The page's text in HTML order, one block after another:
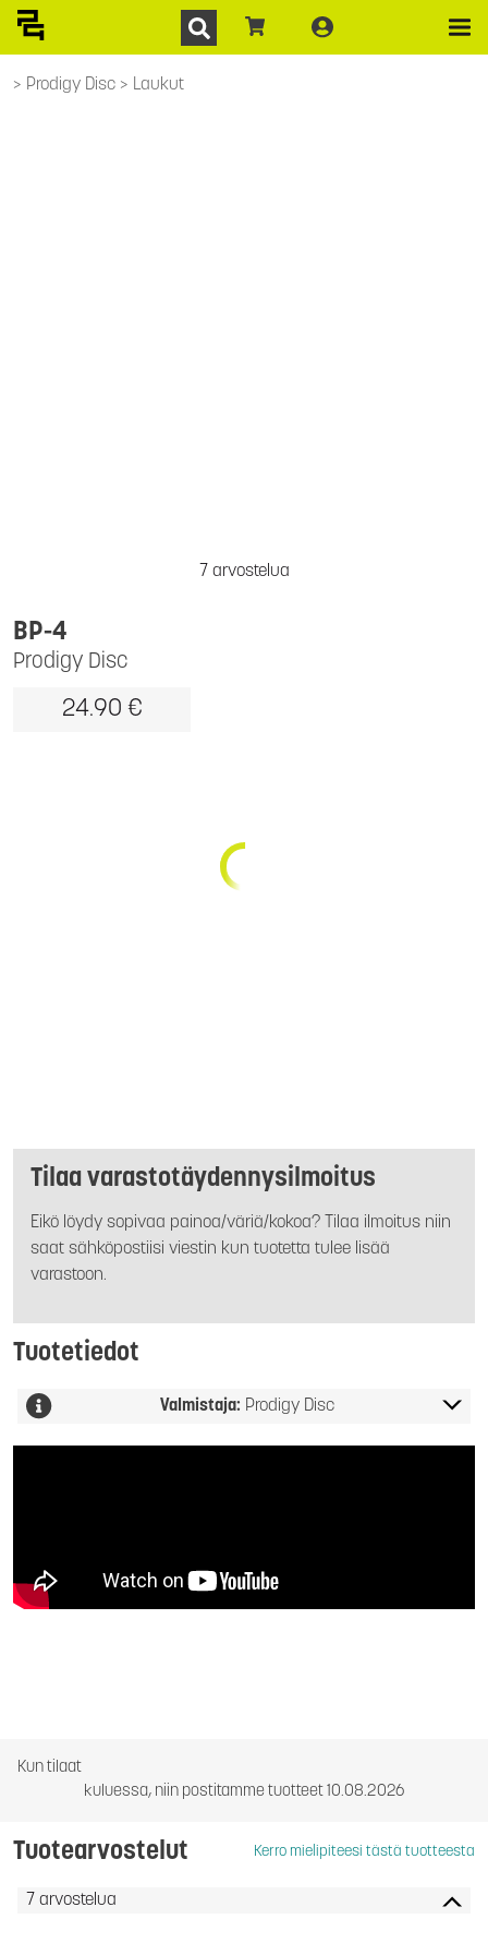
Prodigy Disc Laukut
7 arvostelua
Prodigy Disc
BP-4
24.90 €
Tilaa varastotäydennysilmoitus
Eikö löydy sopivaa painoa/väriä/kokoa? Tilaa ilmoitus niin
saat sähköpostiisi viestin kun tuotetta tulee lisää
varastoon.
Tuotetiedot
Valmistaja: Prodigy Disc
Kun tilaat
kuluessa, niin postitamme tuotteet 10.08.2026
Tuotearvostelut Kerro mielipiteesi tästä tuotteesta
7 arvostelua